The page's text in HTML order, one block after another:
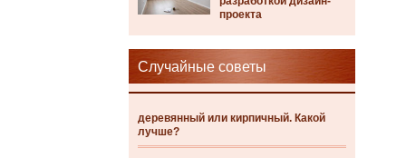
проекта
Случайные советы
деревянный или кирпичный. Какой
лучше?